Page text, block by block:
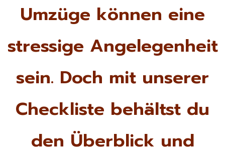
Umzüge können eine
stressige Angelegenheit
sein. Doch mit unserer
Checkliste behältst du
den Überblick und